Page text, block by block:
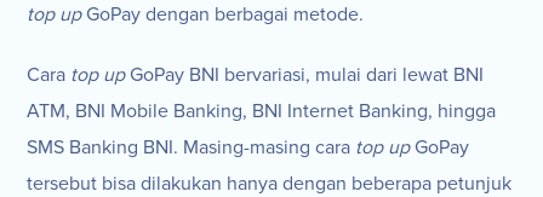
top upGoPay dengan berbagai metode.
Cara top upGoPay BNI bervariasi, mulai dari lewat BNI
ATM, BNI Mobile Banking, BNI Internet Banking, hingga
SMS Banking BNI. Masing-masing cara top upGoPay
tersebut bisa dilakukan hanya dengan beberapa petunjuk